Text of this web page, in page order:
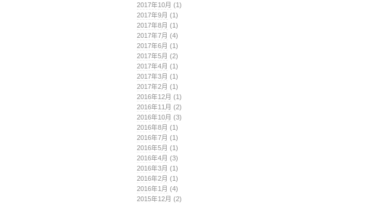
2017年10月 (1)
2017年9月 (1)
2017年8月 (1)
2017年7月 (4)
2017年6月 (1)
2017年5月 (2)
2017年4月 (1)
2017年3月 (1)
2017年2月 (1)
2016年12月 (1)
2016年11月 (2)
2016年10月 (3)
2016年8月 (1)
2016年7月 (1)
2016年5月 (1)
2016年4月 (3)
2016年3月 (1)
2016年2月 (1)
2016年1月 (4)
2015年12月 (2)